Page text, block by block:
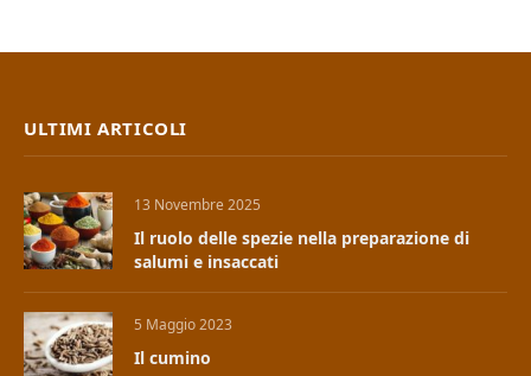
ULTIMI ARTICOLI
13 Novembre 2025
Il ruolo delle spezie nella preparazione di
salumi e insaccati
5 Maggio 2023
Il cumino